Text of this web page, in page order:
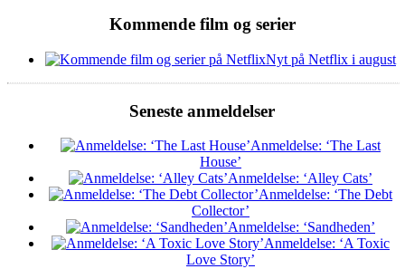
Kommende film og serier
Nyt på Netflix i august
Seneste anmeldelser
Anmeldelse: ‘The Last
House’
Anmeldelse: ‘Alley Cats’
Anmeldelse: ‘The Debt
Collector’
Anmeldelse: ‘Sandheden’
Anmeldelse: ‘A Toxic
Love Story’